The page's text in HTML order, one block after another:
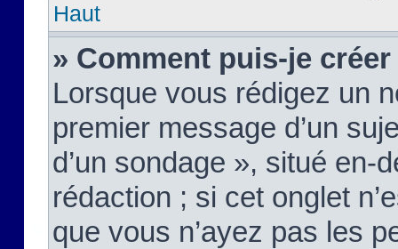
Haut
» Comment puis-je
Lorsque vous rédigez un
premier message d’un
d’un sondage », situé en-
rédaction ; si cet onglet
que vous n’ayez pas les